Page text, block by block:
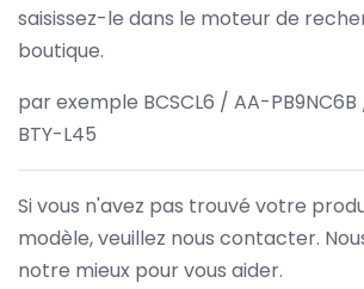
saisissez-le dans le moteur de
boutique.
par exemple BCSCL6 / AA-
BTY-L45
Si vous n'avez pas trouvé votre
modèle, veuillez nous contacter.
notre mieux pour vous aider.